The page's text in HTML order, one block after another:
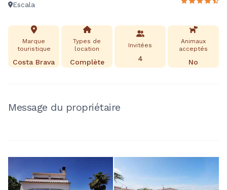
Escala
Marque
touristique
Costa Brava
Types de
location
Complète
Invitées
4
Animaux
acceptés
No
Message du propriétaire